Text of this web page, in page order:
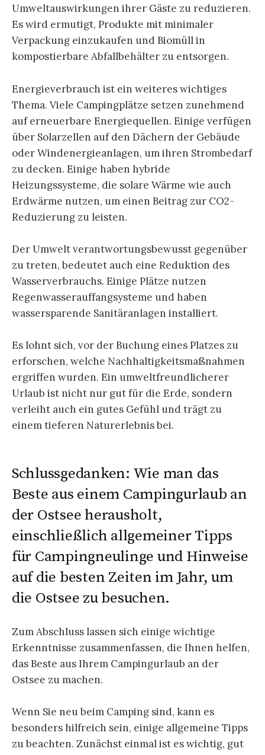
Umweltauswirkungen ihrer Gäste zu reduzieren.
Es wird ermutigt, Produkte mit minimaler
Verpackung einzukaufen und Biomüll in
kompostierbare Abfallbehälter zu entsorgen.
Energieverbrauch ist ein weiteres wichtiges
Thema. Viele Campingplätze setzen zunehmend
auf erneuerbare Energiequellen. Einige verfügen
über Solarzellen auf den Dächern der Gebäude
oder Windenergieanlagen, um ihren Strombedarf
zu decken. Einige haben hybride
Heizungssysteme, die solare Wärme wie auch
Erdwärme nutzen, um einen Beitrag zur CO2-
Reduzierung zu leisten.
Der Umwelt verantwortungsbewusst gegenüber
zu treten, bedeutet auch eine Reduktion des
Wasserverbrauchs. Einige Plätze nutzen
Regenwasserauffangsysteme und haben
wassersparende Sanitäranlagen installiert.
Es lohnt sich, vor der Buchung eines Platzes zu
erforschen, welche Nachhaltigkeitsmaßnahmen
ergriffen wurden. Ein umweltfreundlicherer
Urlaub ist nicht nur gut für die Erde, sondern
verleiht auch ein gutes Gefühl und trägt zu
einem tieferen Naturerlebnis bei.
Schlussgedanken: Wie man das
Beste aus einem Campingurlaub an
der Ostsee herausholt,
einschließlich allgemeiner Tipps
für Campingneulinge und Hinweise
auf die besten Zeiten im Jahr, um
die Ostsee zu besuchen.
Zum Abschluss lassen sich einige wichtige
Erkenntnisse zusammenfassen, die Ihnen helfen,
das Beste aus Ihrem Campingurlaub an der
Ostsee zu machen.
Wenn Sie neu beim Camping sind, kann es
besonders hilfreich sein, einige allgemeine Tipps
zu beachten. Zunächst einmal ist es wichtig, gut